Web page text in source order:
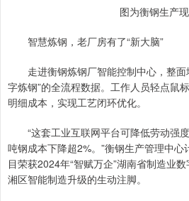
图为衡钢生产
智慧炼钢，老厂房有了“新大脑”
走进衡钢炼钢厂智能控制中心，整面
字炼钢”的全流程数据。工作人员轻点鼠
明细成本，实现工艺闭环优化。
“这套工业互联网平台可降低劳动强度
吨钢成本下降超2%。”衡钢生产管理中
目荣获2024年“智赋万企”湖南省制造业
湘区智能制造升级的生动注脚。